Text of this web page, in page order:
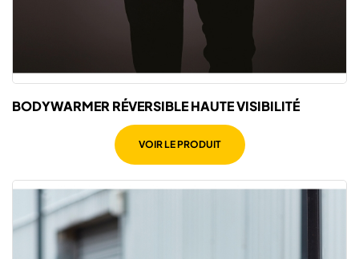
BODYWARMER RÉVERSIBLE HAUTE VISIBILITÉ
VOIR LE PRODUIT